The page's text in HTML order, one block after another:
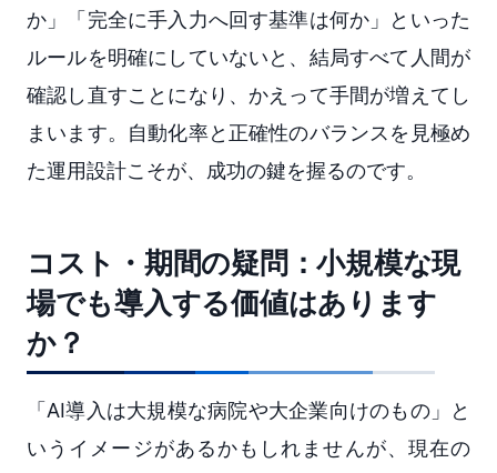
か」「完全に手入力へ回す基準は何か」といった
ルールを明確にしていないと、結局すべて人間が
確認し直すことになり、かえって手間が増えてし
まいます。自動化率と正確性のバランスを見極め
た運用設計こそが、成功の鍵を握るのです。
コスト・期間の疑問：小規模な現
場でも導入する価値はあります
か？
「AI導入は大規模な病院や大企業向けのもの」と
いうイメージがあるかもしれませんが、現在の